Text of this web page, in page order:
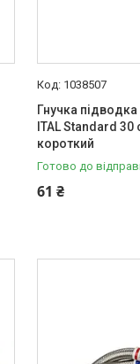
1038507
Гнучка
ITAL Standard
короткий
Готово до
61 ₴